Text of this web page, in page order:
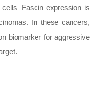
Fascin expression is
In these cancers,
biomarker for aggressive